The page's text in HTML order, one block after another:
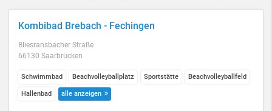
Kombibad Brebach - Fechingen
Bliesransbacher Straße
66130 Saarbrücken
Schwimmbad Beachvolleyballplatz Sportstätte Beachvolleyballfeld
Hallenbad alle anzeigen